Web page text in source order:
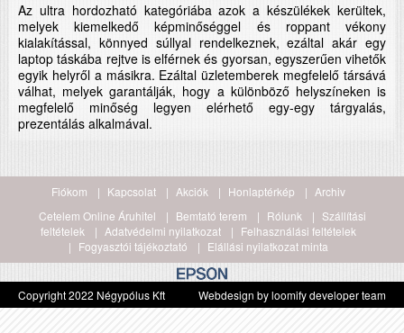
Az ultra hordozható kategóriába azok a készülékek kerültek,
melyek kiemelkedő képminőséggel és roppant vékony
kialakítással, könnyed súllyal rendelkeznek, ezáltal akár egy
laptop táskába rejtve is elférnek és gyorsan, egyszerűen vihetők
egyik helyről a másikra. Ezáltal üzletemberek megfelelő társává
válhat, melyek garantálják, hogy a különböző helyszíneken is
megfelelő minőség legyen elérhető egy-egy tárgyalás,
prezentálás alkalmával.
Fiókom Kapcsolat Akciók Honlaptérkép
Archiv
Cetelem Online Áruhitel
Bemtató terem Rólunk
Szállítási
feltételek
Adatvédelmi nyilatkozat
Felhasználási feltételek
Fogyasztói tájékoztató
Elállási nyilatkozat minta
Copyright 2022 Négypólus Kft Webdesign by loomify developer team